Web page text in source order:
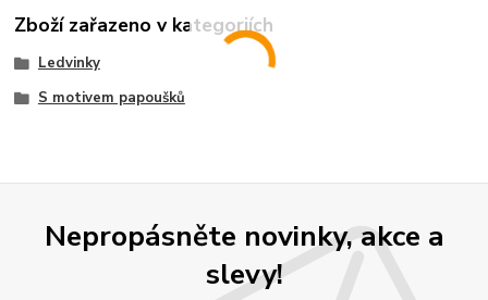
Zboží zařazeno v kategoriích
Ledvinky
S motivem papoušků
Nepropásněte novinky, akce a
slevy!